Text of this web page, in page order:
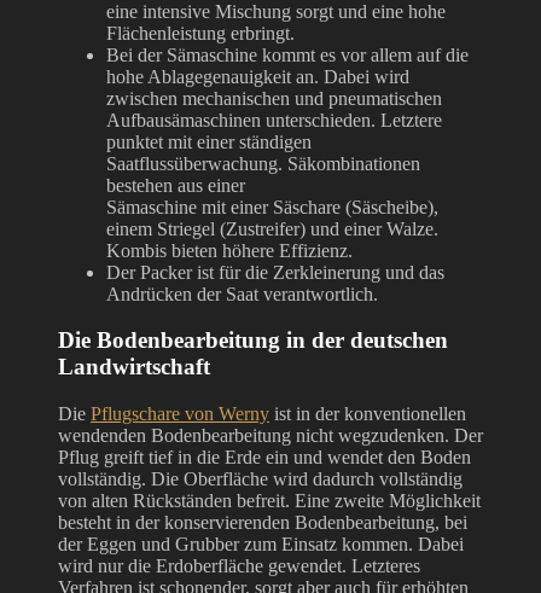
eine intensive Mischung sorgt und eine hohe
Flächenleistung erbringt.
Bei der Sämaschine kommt es vor allem auf die
hohe Ablagegenauigkeit an. Dabei wird
zwischen mechanischen und pneumatischen
Aufbausämaschinen unterschieden. Letztere
punktet mit einer ständigen
Saatflussüberwachung. Säkombinationen
bestehen aus einer
Sämaschine mit einer Säschare (Säscheibe),
einem Striegel (Zustreifer) und einer Walze.
Kombis bieten höhere Effizienz.
Der Packer ist für die Zerkleinerung und das
Andrücken der Saat verantwortlich.
Die Bodenbearbeitung in der deutschen
Landwirtschaft
Die Pflugschare von Werny ist in der konventionellen
wendenden Bodenbearbeitung nicht wegzudenken. Der
Pflug greift tief in die Erde ein und wendet den Boden
vollständig. Die Oberfläche wird dadurch vollständig
von alten Rückständen befreit. Eine zweite Möglichkeit
besteht in der konservierenden Bodenbearbeitung, bei
der Eggen und Grubber zum Einsatz kommen. Dabei
wird nur die Erdoberfläche gewendet. Letzteres
Verfahren ist schonender, sorgt aber auch für erhöhten